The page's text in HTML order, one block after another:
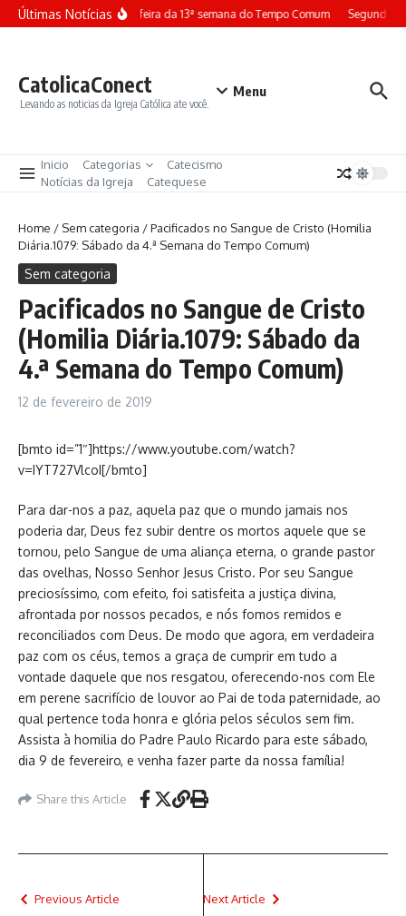
Ir para o conteúdo
Últimas NotíciasTerça-feira da 13ª semana do Tempo Comum Segunda-
CatolicaConect
Levando as noticias da Igreja Católica ate você.
Menu
Inicio Categorias
Catecismo
Notícias da Igreja
Catequese
Home / Sem categoria /Pacificados no Sangue de Cristo (Homilia
Diária.1079: Sábado da 4.ª Semana do Tempo Comum)
Sem categoria
Pacificados no Sangue de Cristo
(Homilia Diária.1079: Sábado da
4.ª Semana do Tempo Comum)
12 de fevereiro de 2019
[bmto id=”1″]https://www.youtube.com/watch?
v=IYT727VlcoI[/bmto]
Para dar-nos a paz, aquela paz que o mundo jamais nos
poderia dar, Deus fez subir dentre os mortos aquele que se
tornou, pelo Sangue de uma aliança eterna, o grande pastor
das ovelhas, Nosso Senhor Jesus Cristo. Por seu Sangue
preciosíssimo, com efeito, foi satisfeita a justiça divina,
afrontada por nossos pecados, e nós fomos remidos e
reconciliados com Deus. De modo que agora, em verdadeira
paz com os céus, temos a graça de cumprir em tudo a
vontade daquele que nos resgatou, oferecendo-nos com Ele
em perene sacrifício de louvor ao Pai de toda paternidade, ao
qual pertence toda honra e glória pelos séculos sem fim.
Assista à homilia do Padre Paulo Ricardo para este sábado,
dia 9 de fevereiro, e venha fazer parte da nossa família!
Share this Article
Previous Article Next Article